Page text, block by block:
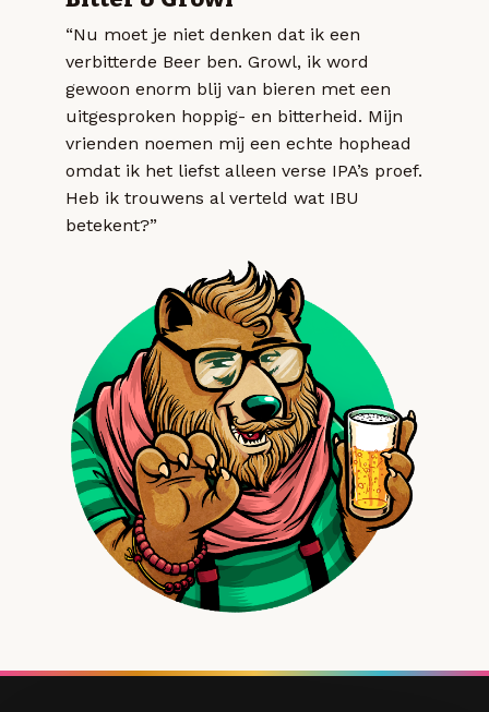
“Nu moet je niet denken dat ik een
verbitterde Beer ben. Growl, ik word
gewoon enorm blij van bieren met een
uitgesproken hoppig- en bitterheid. Mijn
vrienden noemen mij een echte hophead
omdat ik het liefst alleen verse IPA’s proef.
Heb ik trouwens al verteld wat IBU
betekent?”